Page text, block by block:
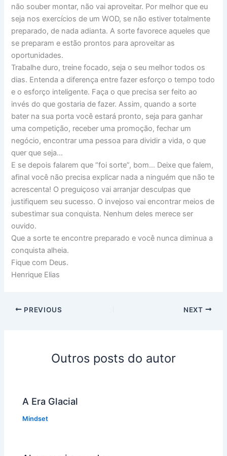
não souber montar, não vai aproveitar. Por melhor que eu
seja nos exercícios de um WOD, se não estiver totalmente
preparado, de nada adianta. A sorte favorece aqueles que
se preparam e estão prontos para aproveitar as
oportunidades.
Trabalhe duro, treine focado, seja o seu melhor todos os
dias. Entenda a diferença entre fazer esforço o tempo todo
e o esforço inteligente. Faça o que precisa ser feito ao
invés do que gostaria de fazer. Assim, quando a sorte
bater na sua porta você estará pronto, seja para ganhar
uma competição, receber uma promoção, fechar um
negócio, encontrar uma pessoa para dividir a vida, o que
quer que seja…
E se depois falarem que “foi sorte”, bom… Deixe que falem,
afinal você não precisa explicar nada a ninguém que não te
acrescenta! O preguiçoso vai arranjar desculpas que
justifiquem seu sucesso. O invejoso vai encontrar meios de
subestimar sua conquista. Nenhum deles merece ser
ouvido.
Que a sorte te encontre preparado e você nunca diminua a
conquista alheia.
Fique com Deus.
Henrique Elias
PREVIOUS NEXT
Outros posts do autor
A Era Glacial
Mindset